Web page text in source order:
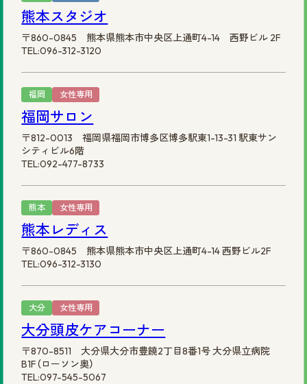
熊本スタジオ
〒860-0845 熊本県熊本市中央区上通町4-14 西野ビル 2F
TEL:096-312-3120
福岡 女性専用
福岡サロン
〒812-0013 福岡県福岡市博多区博多駅東1-13-31 駅東サン
シティビル6階
TEL:092-477-8733
熊本 女性専用
熊本レディス
〒860-0845 熊本県熊本市中央区上通町4-14 西野ビル2F
TEL:096-312-3130
大分 女性専用
大分頭皮ケアコーナー
〒870-8511 大分県大分市豊饒2丁目8番1号 大分県立病院
B1F（ローソン奥）
TEL:097-545-5067